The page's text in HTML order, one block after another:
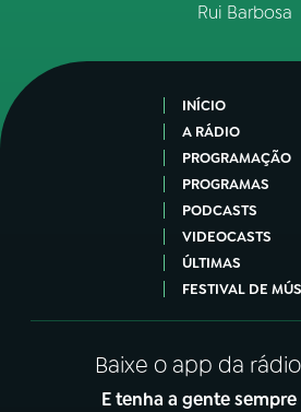
Rui Barbosa
INÍCIO
A RÁDIO
PROGRAMAÇÃO
PROGRAMAS
PODCASTS
VIDEOCASTS
ÚLTIMAS
FESTIVAL DE
Baixe o app da
E tenha a gente